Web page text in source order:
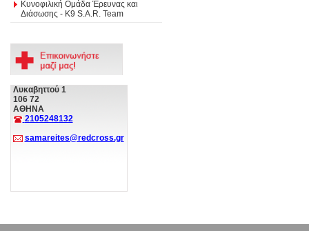
Κυνοφιλική Ομάδα Έρευνας και
Διάσωσης - Κ9 S.A.R. Team
Λυκαβηττού 1
106 72
ΑΘΗΝΑ
2105248132
samareites@redcross.gr